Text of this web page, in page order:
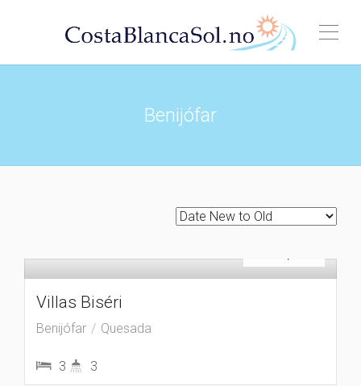
Benijófar
Til salgs
Villas Biséri
Benijófar Quesada
3 3